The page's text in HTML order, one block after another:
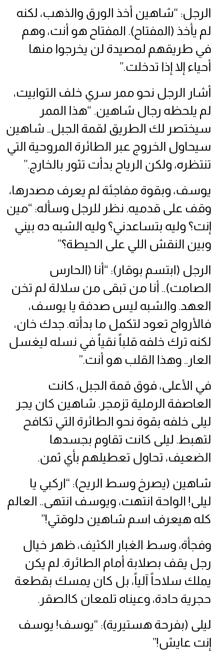
الرجل: “شاهين أخذ الورق والذهب، لكنه
لم يأخذ (المفتاح). المفتاح هو أنت، وهم
في طريقهم لمصيدة لن يخرجوا منها
أحياء إلا إذا تدخلت.”
أشار الرجل نحو ممر سري خلف التوابيت،
لم يلحظه رجال شاهين. “هذا الممر
سيختصر لك الطريق لقمة الجبل.. شاهين
سيحاول الخروج عبر الطائرة المروحية التي
تنتظره، ولكن الرياح بدأت تثور بالخارج.”
يوسف، وبقوة مفاجئة لم يعرف مصدرها،
وقف على قدميه. نظر للرجل وسأله: “مين
إنت؟ وليه بتساعدني؟ وليه الشبه ده بيني
وبين النقش اللي على الحيطة؟”
الرجل (ابتسم بوقار): “أنا (الحارس
الصامت).. أنا من تبقى من سلالة لم تخن
العهد. والشبه ليس صدفة يا يوسف،
فالأرواح تعود لتكمل ما بدأته. جدك خان،
لكنه ترك خلفه قلباً نقياً في نسله ليغسل
العار.. وهذا القلب هو أنت.”
في الأعلى، فوق قمة الجبل، كانت
العاصفة الرملية تزمجر. شاهين كان يجر
ليلى خلفه بقوة نحو الطائرة التي تكافح
لتهبط. ليلى كانت تقاوم بجسدها
الضعيف، تحاول تعطيلهم بأي ثمن.
شاهين (يصرخ وسط الريح): “اركبي يا
ليلى! الواحة انتهت، ويوسف انتهى.. العالم
كله هيعرف اسم شاهين دلوقتي!”
وفجأة، وسط الغبار الكثيف، ظهر خيال
رجل يقف بصلابة أمام الطائرة. لم يكن
يملك سلاحاً آلياً، بل كان يمسك بقطعة
حجرية حادة، وعيناه تلمعان كالصقر.
ليلى (بفرحة هستيرية): “يوسف! يوسف
إنت عايش!”